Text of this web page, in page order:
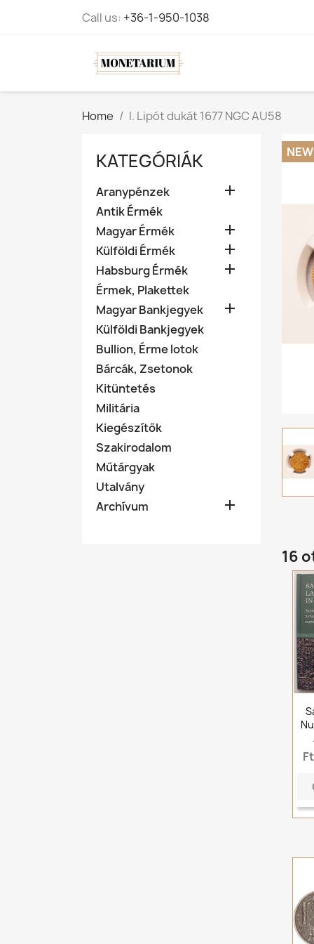
Call us: +36-1-950-1038
Home I. Lipót dukát 1677 NGC AU58
KATEGÓRIÁK
Aranypénzek 
Antik Érmék
Magyar Érmék

Külföldi Érmék 
Habsburg Érmék 
Érmek, Plakettek
Magyar Bankjegyek

Külföldi Bankjegyek
Bullion, Érme lotok
Bárcák, Zsetonok
Kitüntetés
Militária
Kiegészítők
Szakirodalom
Műtárgyak
Utalvány
Archívum

NEW
16